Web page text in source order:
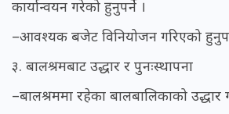
कार्यान्वयन गरेको हुनुपर्ने ।
–आवश्यक बजेट विनियोजन गरिएको
३. बालश्रमबाट उद्धार र पुनःस्थापना
–बालश्रममा रहेका बालबालिकाको उद्धार